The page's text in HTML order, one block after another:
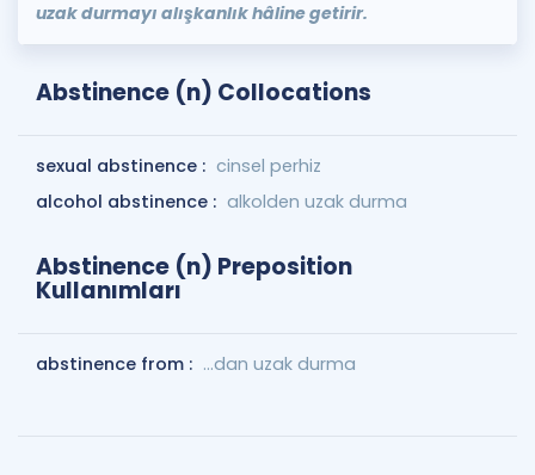
uzak durmayı alışkanlık hâline getirir.
Abstinence (n) Collocations
sexual abstinence : cinsel perhiz
alcohol abstinence : alkolden uzak durma
Abstinence (n) Preposition
Kullanımları
abstinence from : ...dan uzak durma